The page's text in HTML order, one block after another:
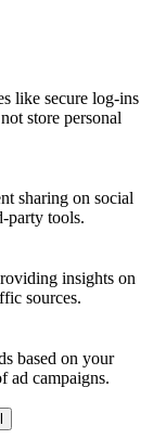
like secure log-ins
store personal
sharing on social
party tools.
insights on
sources.
based on your
ad campaigns.